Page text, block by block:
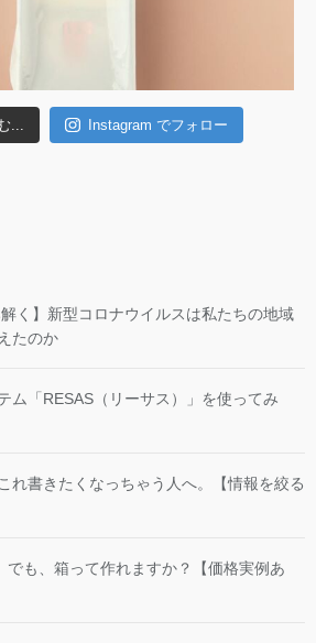
... Instagram でフォロー
解く】新型コロナウイルスは私たちの地域
たのか
ム「RESAS（リーサス）」を使ってみ
れ書きたくなっちゃう人へ。【情報を絞る
でも、箱って作れますか？【価格実例あ